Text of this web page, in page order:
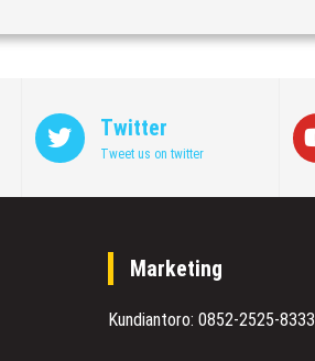
Twitter
Tweet us on twitter
Marketing
Kundiantoro: 0852-2525-8333